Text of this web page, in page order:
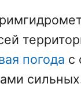
погода с